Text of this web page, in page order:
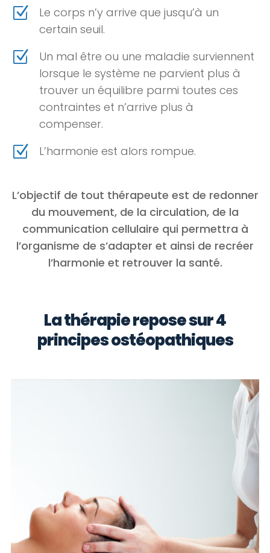
Z
Le corps n’y arrive que jusqu’à un
certain seuil.
Z
Un mal être ou une maladie surviennent
lorsque le système ne parvient plus à
trouver un équilibre parmi toutes ces
contraintes et n’arrive plus à
compenser.
Z L’harmonie est alors rompue.
L’objectif de tout thérapeute est de redonner
du mouvement, de la circulation, de la
communication cellulaire qui permettra à
l’organisme de s’adapter et ainsi de recréer
l’harmonie et retrouver la santé.
La thérapie repose sur 4
principes ostéopathiques